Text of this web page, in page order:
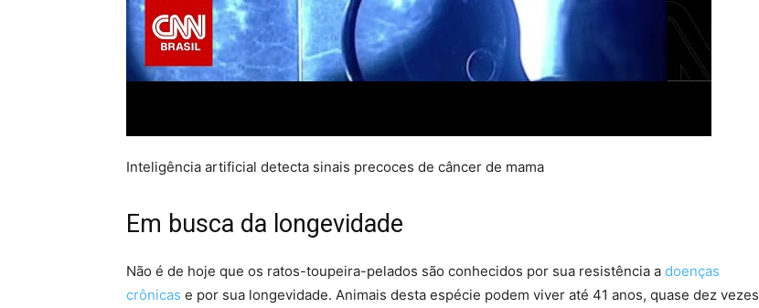
Inteligência artificial detecta sinais precoces de câncer de mama
Em busca da longevidade
Não é de hoje que os ratos-toupeira-pelados são conhecidos por sua resistência a doenças
crônicas e por sua longevidade. Animais desta espécie podem viver até 41 anos, quase dez vezes